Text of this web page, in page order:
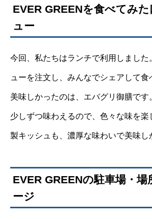
EVER GREENを食べてみ
ュー
今回、私たちはランチで利用しました
ューを注文し、みんなでシェアして食
美味しかったのは、エバグリ御膳です
少しずつ味わえるので、色々な味を楽
製キッシュも、濃厚な味わいで美味し
EVER GREENの駐車場・場
ージ